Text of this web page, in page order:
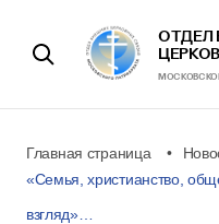
ОТДЕЛ
Главная страница
«Семья, христианство,
взгляд»…